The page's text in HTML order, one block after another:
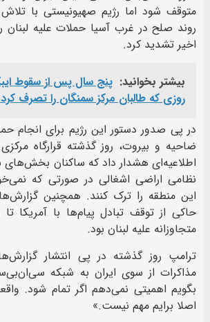
متوقف شود اما رژیم صهیونیستی با
روند صلح در غرب آسیا حملات علیه لبنان
اخیر تشدید کرد.
بیشتر بخوانید: پنج سال پس از سقوط
روزی که طالبان مرکز سمنگان را تصرف
در پی صدور دستور این رژیم برای انجام
ضاحیه و بیروت، روز گذشته قرارگاه
اطلاعیه‌ای هشدار داد که ساکنان
نظامی اراضی اشغالی در صورتی که
این منطقه را ترک کنند. همچنین
حاکی از توقف تبادل پیام‌ها با آمریکا
متجاوزانه علیه لبنان بود.
ترامپ روز گذشته در پی انتشار
مذاکرات از سوی ایران به شبکه
بگویم اهمیتی نمی‌دهم اگر تمام شود.
اصلا برایم مهم نیست.»